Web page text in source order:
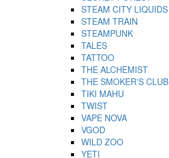
STEAM CITY LIQUIDS
STEAM TRAIN
STEAMPUNK
TALES
TATTOO
THE ALCHEMIST
THE SMOKER'S CLUB
TIKI MAHU
TWIST
VAPE NOVA
VGOD
WILD ZOO
YETI